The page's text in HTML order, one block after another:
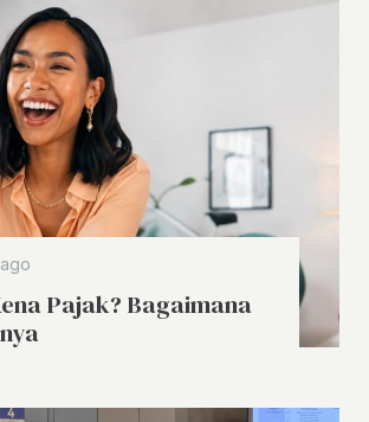
Pajak? Bagaimana